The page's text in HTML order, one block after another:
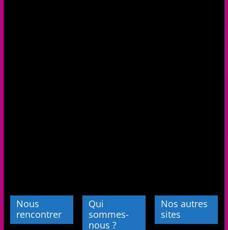
Nous
rencontrer
Qui
sommes-
nous ?
Nos autres
sites